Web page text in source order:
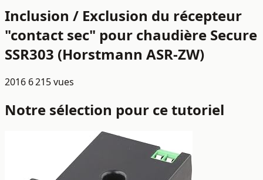
Inclusion / Exclusion du récepteur
"contact sec" pour chaudière Secure
SSR303 (Horstmann ASR-ZW)
2016 6 215 vues
Notre sélection pour ce tutoriel